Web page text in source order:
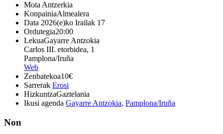
Mota Antzerkia
KonpainiaAlmealera
Data 2026(e)ko Irailak 17
Ordutegia20:00
LekuaGayarre Antzokia
Carlos III. etorbidea, 1
Pamplona/Iruña
Web
Zenbatekoa10€
Sarrerak Erosi
HizkuntzaGaztelania
Ikusi agenda Gayarre Antzokia, Pamplona/Iruña
Non